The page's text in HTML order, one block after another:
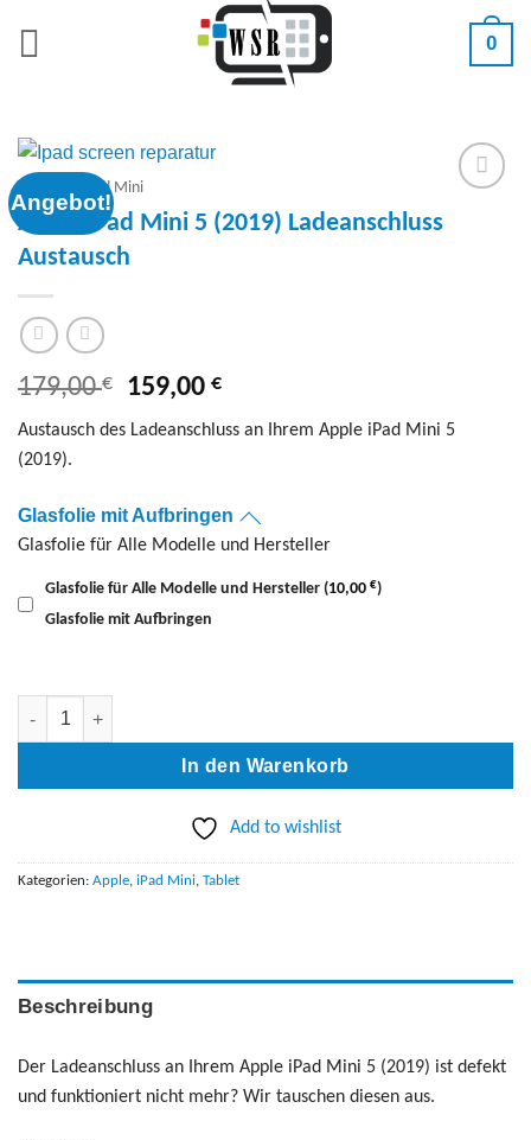
0
Angebot!
iPad Mini
Apple iPad Mini 5 (2019) Ladeanschluss
Austausch
179,00€
Ursprünglicher
war:
159,00€Aktueller
ist:
Austausch des Ladeanschluss an Ihrem Apple iPad Mini 5
(2019).
Glasfolie mit Aufbringen
Glasfolie für Alle Modelle und Hersteller
Glasfolie für Alle Modelle und Hersteller (10,00 €)
Glasfolie mit Aufbringen
Apple iPad Mini 5 (2019) Ladeanschluss Austausch Menge
In den Warenkorb
Add to wishlist
Kategorien: Apple, iPad Mini, Tablet
Beschreibung
Der Ladeanschluss an Ihrem Apple iPad Mini 5 (2019) ist defekt
und funktioniert nicht mehr? Wir tauschen diesen aus.